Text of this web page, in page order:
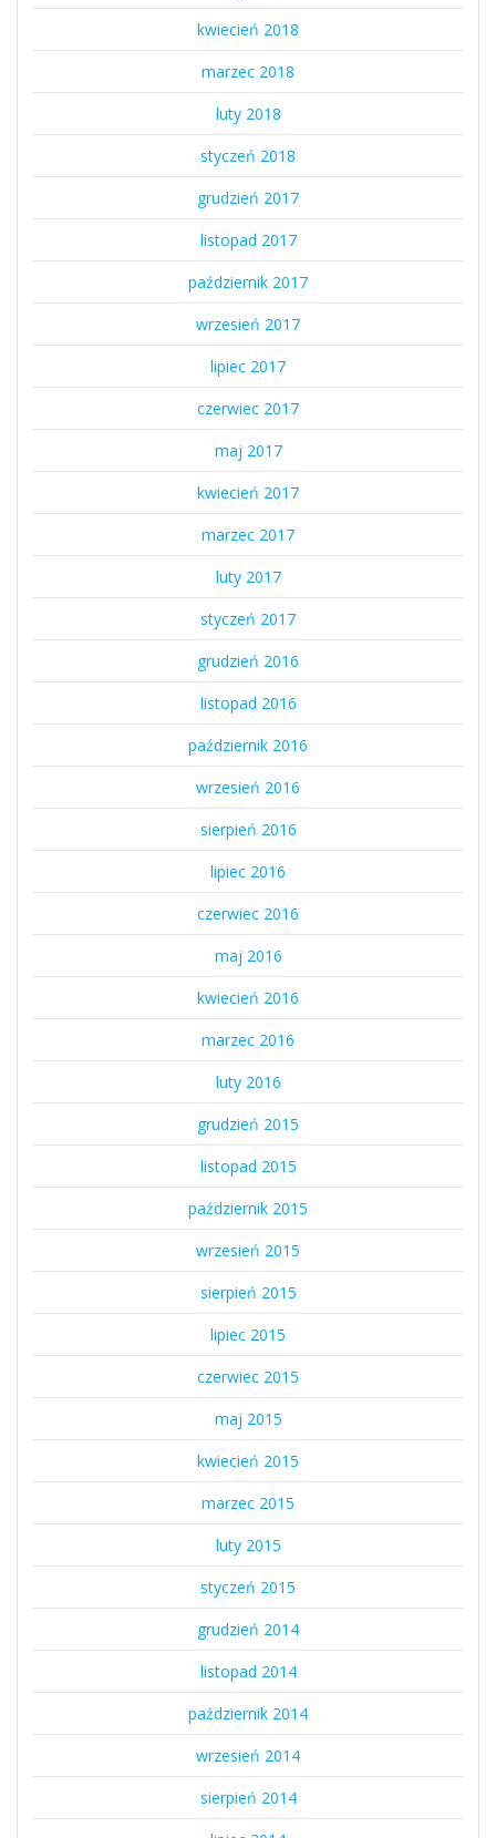
kwiecień 2018
marzec 2018
luty 2018
styczeń 2018
grudzień 2017
listopad 2017
październik 2017
wrzesień 2017
lipiec 2017
czerwiec 2017
maj 2017
kwiecień 2017
marzec 2017
luty 2017
styczeń 2017
grudzień 2016
listopad 2016
październik 2016
wrzesień 2016
sierpień 2016
lipiec 2016
czerwiec 2016
maj 2016
kwiecień 2016
marzec 2016
luty 2016
grudzień 2015
listopad 2015
październik 2015
wrzesień 2015
sierpień 2015
lipiec 2015
czerwiec 2015
maj 2015
kwiecień 2015
marzec 2015
luty 2015
styczeń 2015
grudzień 2014
listopad 2014
październik 2014
wrzesień 2014
sierpień 2014